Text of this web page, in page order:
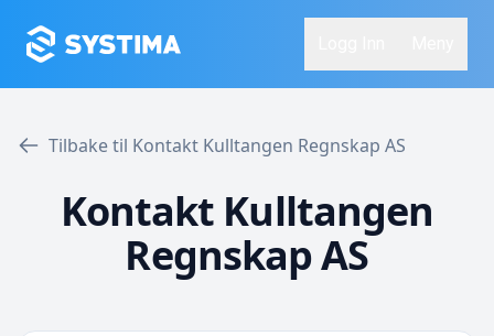
Tilbake til Kontakt Kulltangen Regnskap AS
Kontakt Kulltangen
Regnskap AS